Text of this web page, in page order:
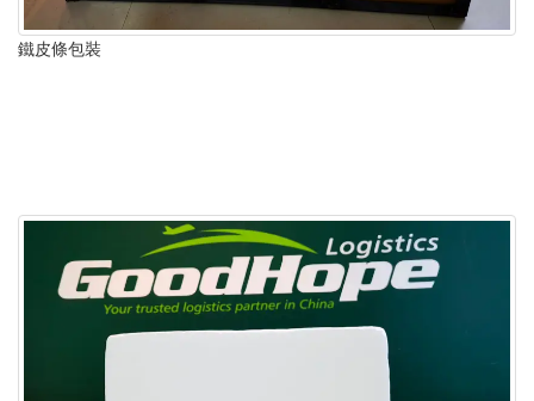
鐵皮條包裝